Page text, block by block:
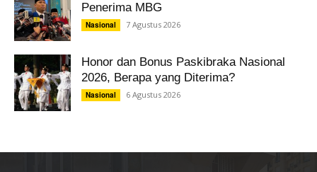
Penerima MBG
Nasional 7 Agustus 2026
Honor dan Bonus Paskibraka Nasional
2026, Berapa yang Diterima?
Nasional 6 Agustus 2026